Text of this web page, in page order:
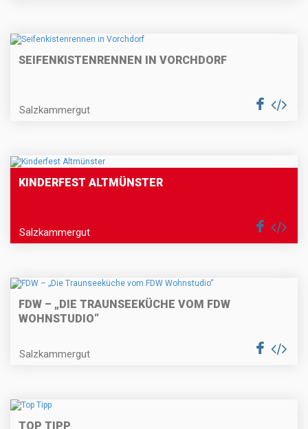
SEIFENKISTENRENNEN IN VORCHDORF
Salzkammergut
KINDERFEST ALTMÜNSTER
Salzkammergut
FDW – „DIE TRAUNSEEKÜCHE VOM FDW
WOHNSTUDIO“
Salzkammergut
TOP TIPP